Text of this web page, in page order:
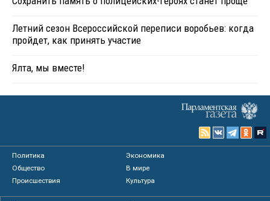
Летний сезон Всероссийской переписи воробьев: когда
пройдет, как принять участие
Ялта, мы вместе!
Политика
Экономика
Общество
В мире
Происшествия
Культура